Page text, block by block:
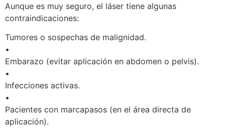
Aunque es muy seguro, el láser tiene algunas
contraindicaciones:
Tumores o sospechas de malignidad.
•
Embarazo (evitar aplicación en abdomen o pelvis).
•
Infecciones activas.
•
Pacientes con marcapasos (en el área directa de
aplicación).